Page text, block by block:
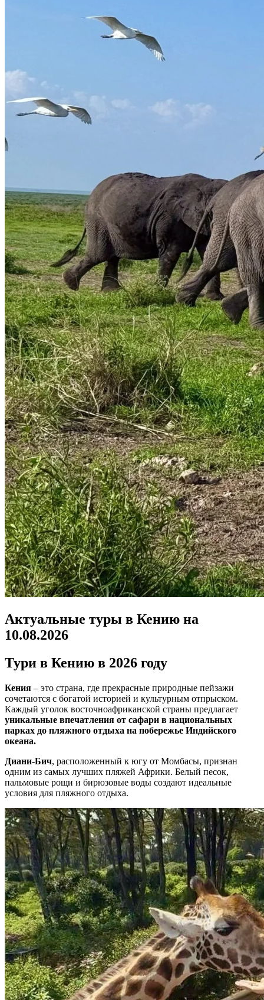
Актуальные туры в Кению на
10.08.2026
Тури в Кению в 2026 году
Кения – это страна, где прекрасные природные пейзажи
сочетаются с богатой историей и культурным отпрыском.
Каждый уголок восточноафриканской страны предлагает
уникальные впечатления от сафари в национальных
парках до пляжного отдыха на побережье Индийского
океана.
Диани-Бич, расположенный к югу от Момбасы, признан
одним из самых лучших пляжей Африки. Белый песок,
пальмовые рощи и бирюзовые воды создают идеальные
условия для пляжного отдыха.